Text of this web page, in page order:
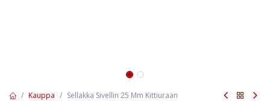
Kauppa Sellakka Sivellin 25 Mm Kittiuraan